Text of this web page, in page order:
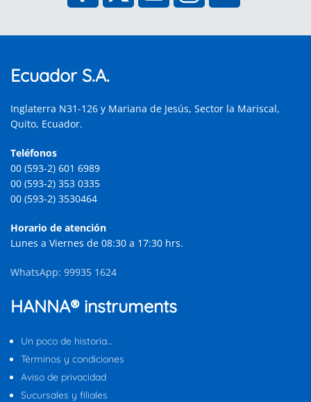
Ecuador S.A.
Inglaterra N31-126 y Mariana de Jesús, Sector la Mariscal,
Quito, Ecuador.
Teléfonos
00 (593-2) 601 6989
00 (593-2) 353 0335
00 (593-2) 3530464
Horario de atención
Lunes a Viernes de 08:30 a 17:30 hrs.
WhatsApp: 99935 1624
HANNA® instruments
Un poco de historia…
Términos y condiciones
Aviso de privacidad
Sucursales y filiales